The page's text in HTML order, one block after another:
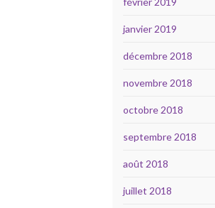
janvier 2019
décembre 2018
novembre 2018
octobre 2018
septembre 2018
août 2018
juillet 2018